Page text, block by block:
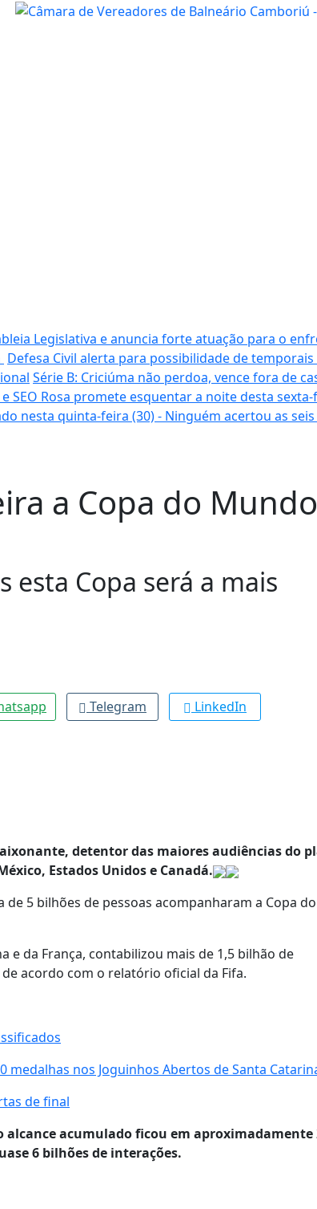
Legislativa e anuncia forte atuação para o
Defesa Civil alerta para possibilidade de
Série B: Criciúma não perdoa, vence fora de
e SEO Rosa promete esquentar a noite desta
nesta quinta-feira (30) - Ninguém acertou as seis
a Copa do Mundo
esta Copa será a mais
Telegram LinkedIn
detentor das maiores audiências do
Estados Unidos e Canadá.
5 bilhões de pessoas acompanharam a Copa do
e da França, contabilizou mais de 1,5 bilhão de
acordo com o relatório oficial da Fifa.
nos Joguinhos Abertos de Santa
de final
acumulado ficou em aproximadamente
6 bilhões de interações.